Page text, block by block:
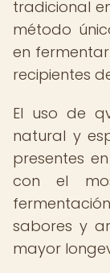
tradicional
método
en
recipientes
El uso de
natural y
presentes
con el
sabores y
mayor